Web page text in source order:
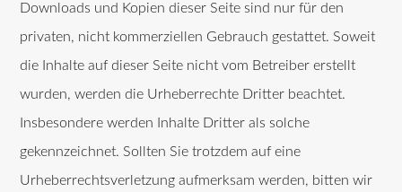
Downloads und Kopien dieser Seite sind nur für den
privaten, nicht kommerziellen Gebrauch gestattet. Soweit
die Inhalte auf dieser Seite nicht vom Betreiber erstellt
wurden, werden die Urheberrechte Dritter beachtet.
Insbesondere werden Inhalte Dritter als solche
gekennzeichnet. Sollten Sie trotzdem auf eine
Urheberrechtsverletzung aufmerksam werden, bitten wir